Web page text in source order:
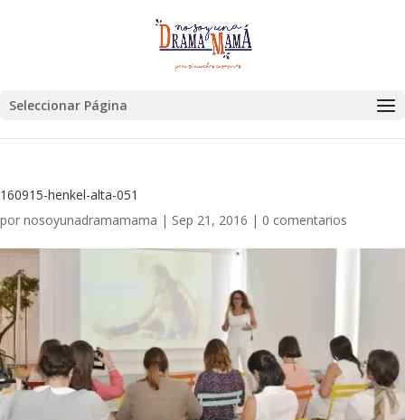
Seleccionar Página
160915-henkel-alta-051
por nosoyunadramamama | Sep 21, 2016 | 0 comentarios